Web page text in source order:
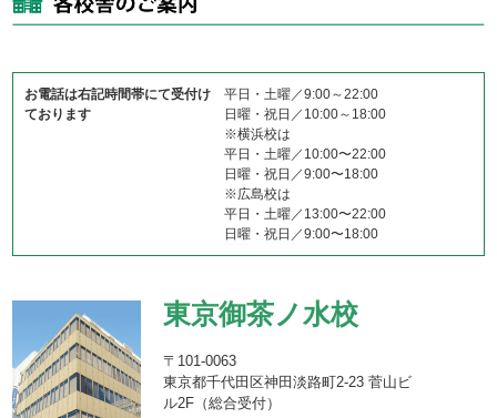
お電話は右記時間帯にて受付け
ております
平日・土曜／9:00～22:00
日曜・祝日／10:00～18:00
※横浜校は
平日・土曜／10:00〜22:00
日曜・祝日／9:00〜18:00
※広島校は
平日・土曜／13:00〜22:00
日曜・祝日／9:00〜18:00
東京御茶ノ水校
〒101-0063
東京都千代田区神田淡路町2-23 菅山ビ
ル2F（総合受付）